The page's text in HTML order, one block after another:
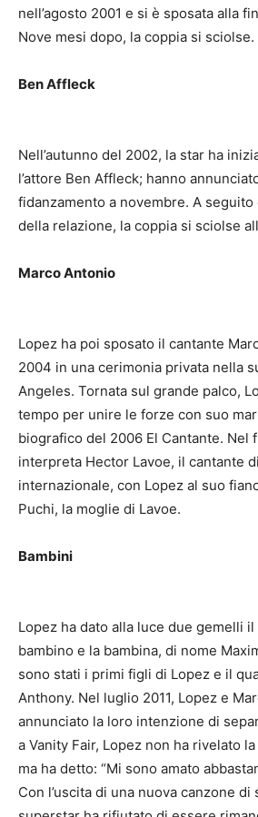
nell’agosto 2001 e si è sposata alla
Nove mesi dopo, la coppia si sciolse.
Ben Affleck
Nell’autunno del 2002, la star ha
l’attore Ben Affleck; hanno
fidanzamento a novembre. A seguito
della relazione, la coppia si sciolse
Marco Antonio
Lopez ha poi sposato il cantante
2004 in una cerimonia privata nella
Angeles. Tornata sul grande palco,
tempo per unire le forze con suo
biografico del 2006 El Cantante. Nel
interpreta Hector Lavoe, il cantante
internazionale, con Lopez al suo
Puchi, la moglie di Lavoe.
Bambini
Lopez ha dato alla luce due gemelli
bambino e la bambina, di nome
sono stati i primi figli di Lopez e il
Anthony. Nel luglio 2011, Lopez e
annunciato la loro intenzione di
a Vanity Fair, Lopez non ha rivelato
ma ha detto: “Mi sono amato
Con l’uscita di una nuova canzone di